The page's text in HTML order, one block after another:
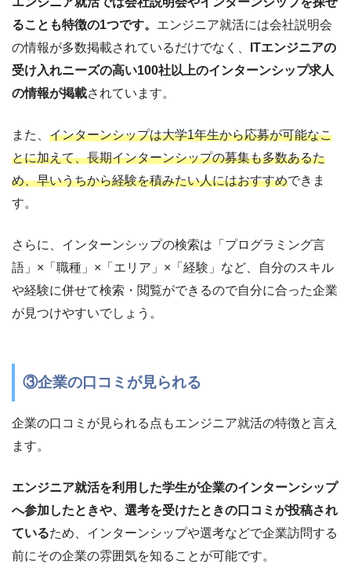
ることも特徴の1つです。 エンジニア就活には会社説明会
の情報が多数掲載されているだけでなく、
ITエンジニアの
受け入れニーズの高い100社以上のインターンシップ求人
の情報が掲載されています。
また、 インターンシップは大学1年生から応募が可能なこ
とに加えて、長期インターンシップの募集も多数あるた
め、早いうちから経験を積みたい人にはおすすめできま
す。
さらに、インターンシップの検索は「プログラミング言
語」×「職種」×「エリア」×「経験」など、自分のスキル
や経験に併せて検索・閲覧ができるので自分に合った企業
が見つけやすいでしょう。
③企業の口コミが見られる
企業の口コミが見られる点もエンジニア就活の特徴と言え
ます。
エンジニア就活を利用した学生が企業のインターンシップ
へ参加したときや、選考を受けたときの口コミが投稿され
ているため、インターンシップや選考などで企業訪問する
前にその企業の雰囲気を知ることが可能です。